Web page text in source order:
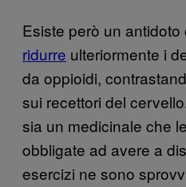
Esiste però un antidoto
ridurre ulteriormente i
da oppioidi,
sui recettori del
sia un medicinale che
obbligate ad avere a
esercizi ne sono